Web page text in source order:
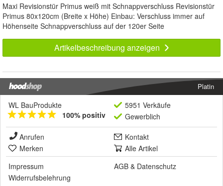
Maxi Revisionstür Primus weiß mit Schnappverschluss Revisionstür
Primus 80x120cm (Breite x Höhe) Einbau: Verschluss immer auf
Höhenseite Schnappverschluss auf der 120er Seite
Artikelbeschreibung anzeigen
Platin
WL BauProdukte
100% positiv
5951 Verkäufe
Gewerblich
Anrufen
Kontakt
Merken
Alle Artikel
Impressum
AGB & Datenschutz
Widerrufsbelehrung